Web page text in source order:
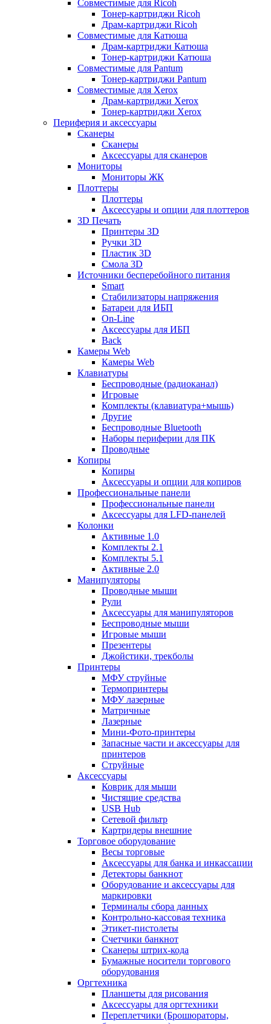
Совместимые для Ricoh
Тонер-картриджи Ricoh
Драм-картриджи Ricoh
Совместимые для Катюша
Драм-картриджи Катюша
Тонер-картриджи Катюша
Совместимые для Pantum
Тонер-картриджи Pantum
Совместимые для Xerox
Драм-картриджи Xerox
Тонер-картриджи Xerox
Периферия и аксессуары
Сканеры
Сканеры
Аксессуары для сканеров
Мониторы
Мониторы ЖК
Плоттеры
Плоттеры
Аксессуары и опции для плоттеров
3D Печать
Принтеры 3D
Ручки 3D
Пластик 3D
Смола 3D
Источники бесперебойного питания
Smart
Стабилизаторы напряжения
Батареи для ИБП
On-Line
Аксессуары для ИБП
Back
Камеры Web
Камеры Web
Клавиатуры
Беспроводные (радиоканал)
Игровые
Комплекты (клавиатура+мышь)
Другие
Беспроводные Bluetooth
Наборы периферии для ПК
Проводные
Копиры
Копиры
Аксессуары и опции для копиров
Профессиональные панели
Профессиональные панели
Аксессуары для LFD-панелей
Колонки
Активные 1.0
Комплекты 2.1
Комплекты 5.1
Активные 2.0
Манипуляторы
Проводные мыши
Рули
Аксессуары для манипуляторов
Беспроводные мыши
Игровые мыши
Презентеры
Джойстики, трекболы
Принтеры
МФУ струйные
Термопринтеры
МФУ лазерные
Матричные
Лазерные
Мини-Фото-принтеры
Запасные части и аксессуары для
принтеров
Струйные
Аксессуары
Коврик для мыши
Чистящие средства
USB Hub
Сетевой фильтр
Картридеры внешние
Торговое оборудование
Весы торговые
Аксессуары для банка и инкассации
Детекторы банкнот
Оборудование и аксессуары для
маркировки
Терминалы сбора данных
Контрольно-кассовая техника
Этикет-пистолеты
Счетчики банкнот
Сканеры штрих-кода
Бумажные носители торгового
оборудования
Оргтехника
Планшеты для рисования
Аксессуары для оргтехники
Переплетчики (Брошюраторы,